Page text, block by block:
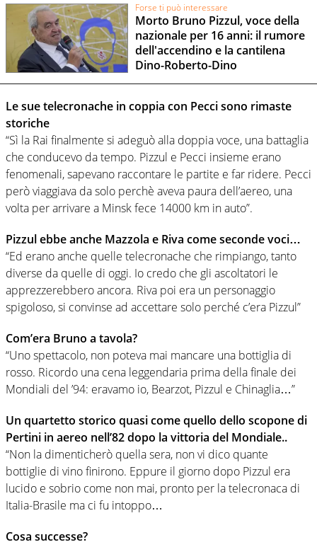
Forse ti può interessare
Morto Bruno Pizzul, voce della
nazionale per 16 anni: il rumore
dell'accendino e la cantilena
Dino-Roberto-Dino
Le sue telecronache in coppia con Pecci sono rimaste
storiche
“Sì la Rai finalmente si adeguò alla doppia voce, una battaglia
che conducevo da tempo. Pizzul e Pecci insieme erano
fenomenali, sapevano raccontare le partite e far ridere. Pecci
però viaggiava da solo perchè aveva paura dell’aereo, una
volta per arrivare a Minsk fece 14000 km in auto”.
Pizzul ebbe anche Mazzola e Riva come seconde voci…
“Ed erano anche quelle telecronache che rimpiango, tanto
diverse da quelle di oggi. Io credo che gli ascoltatori le
apprezzerebbero ancora. Riva poi era un personaggio
spigoloso, si convinse ad accettare solo perché c’era Pizzul”
Com’era Bruno a tavola?
“Uno spettacolo, non poteva mai mancare una bottiglia di
rosso. Ricordo una cena leggendaria prima della finale dei
Mondiali del ’94: eravamo io, Bearzot, Pizzul e Chinaglia…”
Un quartetto storico quasi come quello dello scopone di
Pertini in aereo nell’82 dopo la vittoria del Mondiale..
“Non la dimenticherò quella sera, non vi dico quante
bottiglie di vino finirono. Eppure il giorno dopo Pizzul era
lucido e sobrio come non mai, pronto per la telecronaca di
Italia-Brasile ma ci fu intoppo…
Cosa successe?